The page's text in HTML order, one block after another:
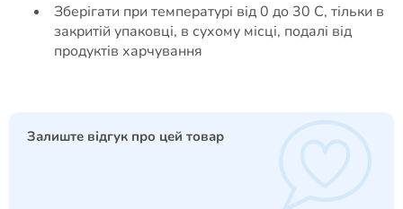
Зберігати при температурі від 0 до 30 С, тільки в
закритій упаковці, в сухому місці, подалі від
продуктів харчування
Залиште відгук про цей товар